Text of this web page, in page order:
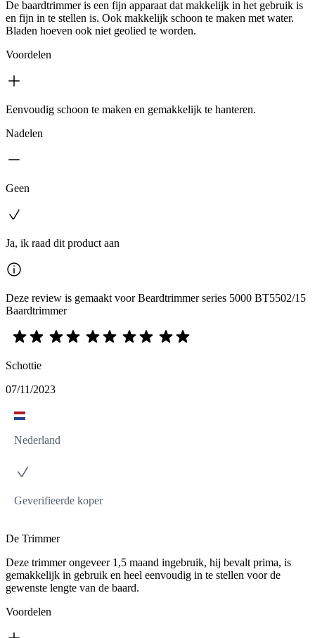
De baardtrimmer is een fijn apparaat dat makkelijk in het gebruik is
en fijn in te stellen is. Ook makkelijk schoon te maken met water.
Bladen hoeven ook niet geolied te worden.
Voordelen
Eenvoudig schoon te maken en gemakkelijk te hanteren.
Nadelen
Geen
Ja, ik raad dit product aan
Deze review is gemaakt voor Beardtrimmer series 5000 BT5502/15
Baardtrimmer
Schottie
07/11/2023
Nederland
Geverifieerde koper
De Trimmer
Deze trimmer ongeveer 1,5 maand ingebruik, hij bevalt prima, is
gemakkelijk in gebruik en heel eenvoudig in te stellen voor de
gewenste lengte van de baard.
Voordelen